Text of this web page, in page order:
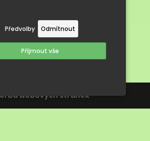
Předvolby Odmítnout
Příjmout vše
webových stránek